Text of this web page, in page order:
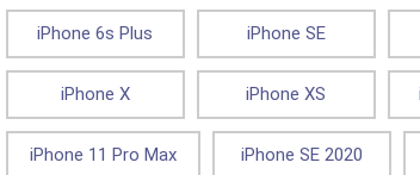
iPhone 6s Plus iPhone SE
iPhone X iPhone XS
iPhone 11 Pro Max iPhone SE 2020